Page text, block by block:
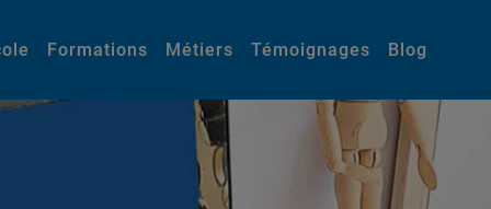
Formations Métiers Témoignages Blog